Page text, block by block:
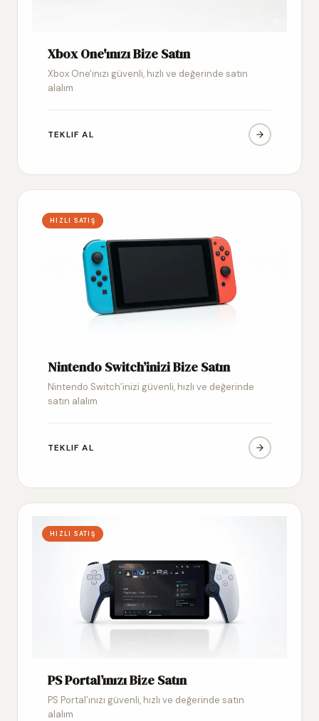
Xbox One'ınızı Bize Satın
Xbox One'ınızı güvenli, hızlı ve değerinde satın
alalım
TEKLIF AL
HIZLI SATIŞ
Nintendo Switch’inizi Bize Satın
Nintendo Switch’inizi güvenli, hızlı ve değerinde
satın alalım
TEKLIF AL
HIZLI SATIŞ
PS Portal’ınızı Bize Satın
PS Portal’ınızı güvenli, hızlı ve değerinde satın
alalım